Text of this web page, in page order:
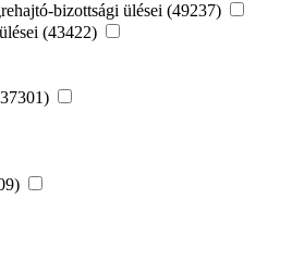
bizottsági ülései (49237)
(43422)